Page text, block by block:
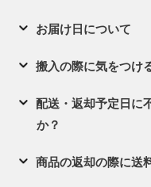
お届け日について
搬入の際に気をつけ
配送・返却予定日に
か？
商品の返却の際に送